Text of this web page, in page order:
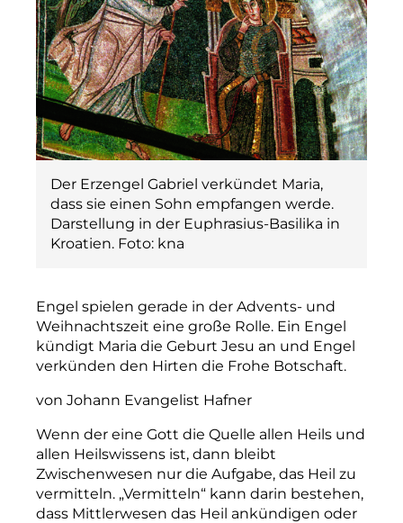
Der Erzengel Gabriel verkündet Maria,
dass sie einen Sohn empfangen werde.
Darstellung in der Euphrasius-Basilika in
Kroatien. Foto: kna
Engel spielen gerade in der Advents- und
Weihnachtszeit eine große Rolle. Ein Engel
kündigt Maria die Geburt Jesu an und Engel
verkünden den Hirten die Frohe Botschaft.
von Johann Evangelist Hafner
Wenn der eine Gott die Quelle allen Heils und
allen Heilswissens ist, dann bleibt
Zwischenwesen nur die Aufgabe, das Heil zu
vermitteln. „Vermitteln“ kann darin bestehen,
dass Mittlerwesen das Heil ankündigen oder